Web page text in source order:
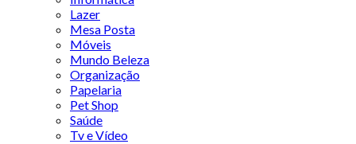
Lazer
Mesa Posta
Móveis
Mundo Beleza
Organização
Papelaria
Pet Shop
Saúde
Tv e Vídeo